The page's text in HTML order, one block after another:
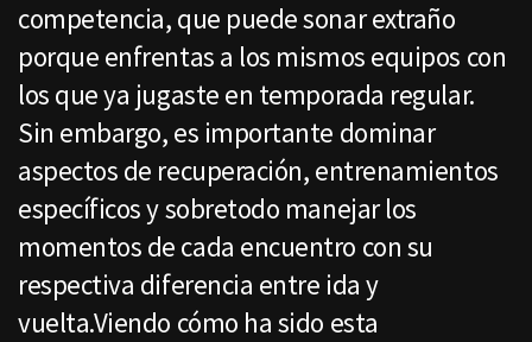
competencia, que puede sonar extraño
porque enfrentas a los mismos equipos con
los que ya jugaste en temporada regular.
Sin embargo, es importante dominar
aspectos de recuperación, entrenamientos
específicos y sobretodo manejar los
momentos de cada encuentro con su
respectiva diferencia entre ida y
vuelta.Viendo cómo ha sido esta